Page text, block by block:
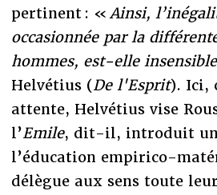
pertinent : «Ainsi,
occasionnée par la
hommes, est-elle insensible
Helvétius (De l'Esprit). Ici,
attente, Helvétius vise
l’Emile, dit-il, introduit
l’éducation empirico-
délègue aux sens toute